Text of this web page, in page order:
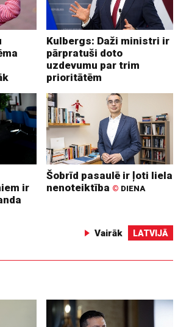
Kulbergs: Daži ministri ir
pārpratuši doto
uzdevumu par trim
prioritātēm
ir
Šobrīd pasaulē ir ļoti liela
nenoteiktība © DIENA
Vairāk LATVIJĀ